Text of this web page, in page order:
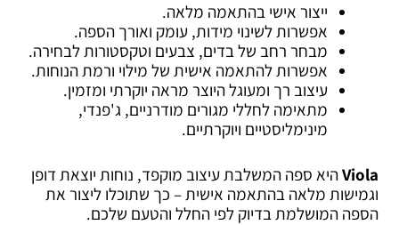
ייצור אישי בהתאמה מלאה.
אפשרות לשינוי מידות, עומק ואורך הספה.
מבחר רחב של בדים, צבעים וטקסטורות לבחירה.
אפשרות להתאמה אישית של מילוי ורמת הנוחות.
עיצוב רך ומעוגל היוצר מראה יוקרתי ומזמין.
מתאימה לחללי מגורים מודרניים, ג'פנדי,
מינימליסטיים ויוקרתיים.
Violaהיא ספה המשלבת עיצוב מוקפד, נוחות יוצאת דופן
וגמישות מלאה בהתאמה אישית – כך שתוכלו ליצור את
הספה המושלמת בדיוק לפי החלל והטעם שלכם.